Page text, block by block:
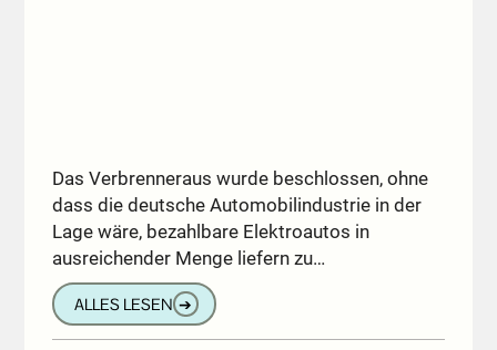
Das Verbrenneraus wurde beschlossen, ohne
dass die deutsche Automobilindustrie in der
Lage wäre, bezahlbare Elektroautos in
ausreichender Menge liefern zu…
ALLES LESEN ➔